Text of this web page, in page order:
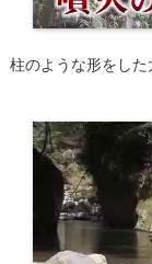
柱のような形をし